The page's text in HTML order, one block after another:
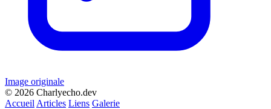
Image originale
© 2026 Charlyecho.dev
Accueil Articles Liens Galerie